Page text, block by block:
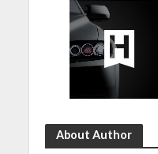
About Author